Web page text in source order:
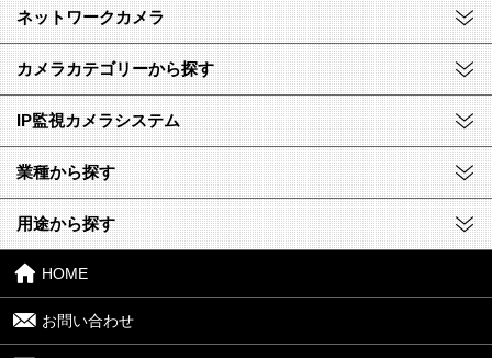
ネットワークカメラ
カメラカテゴリーから探す
IP監視カメラシステム
業種から探す
用途から探す
HOME
お問い合わせ